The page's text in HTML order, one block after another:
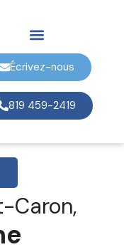
Écrivez-nous
819 459-2419
Caron,